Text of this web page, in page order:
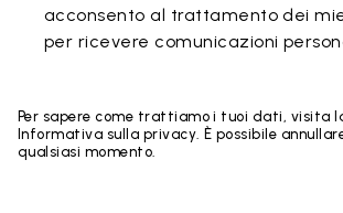
acconsento al trattamento dei
per ricevere comunicazioni
Per sapere come trattiamo i tuoi dati, visita
Informativa sulla privacy. È possibile
qualsiasi momento.